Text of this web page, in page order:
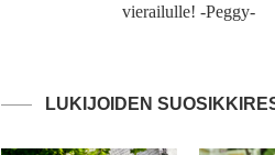
vierailulle! -Peggy-
LUKIJOIDEN